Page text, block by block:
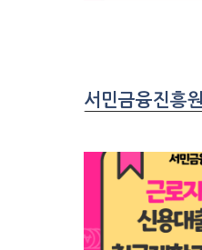
서민금융진흥